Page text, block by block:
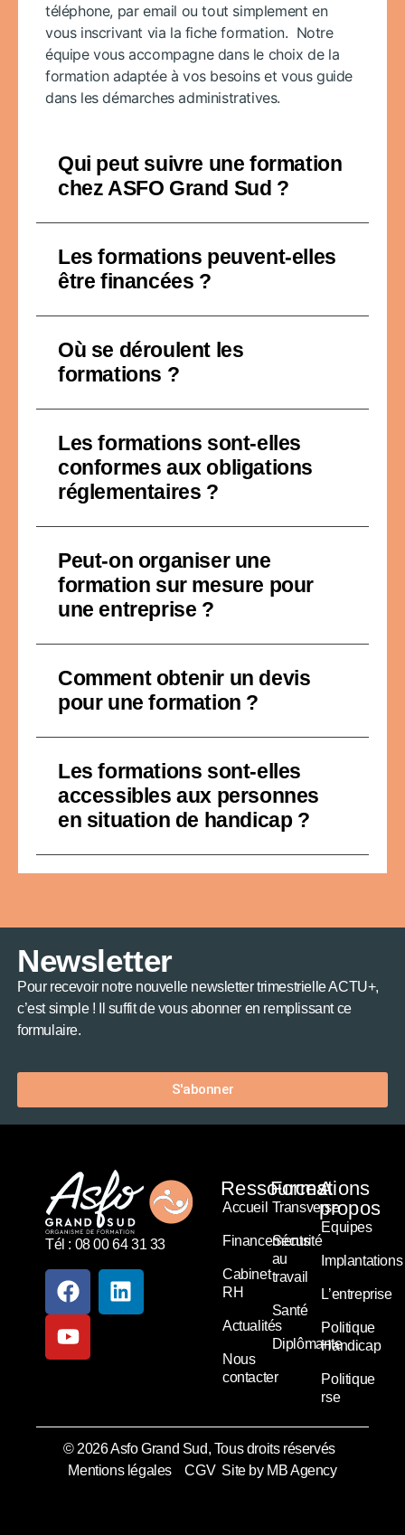
téléphone, par email ou tout simplement en
vous inscrivant via la fiche formation. Notre
équipe vous accompagne dans le choix de la
formation adaptée à vos besoins et vous guide
dans les démarches administratives.
Qui peut suivre une formation
chez ASFO Grand Sud ?
Les formations peuvent-elles
être financées ?
Où se déroulent les
formations ?
Les formations sont-elles
conformes aux obligations
réglementaires ?
Peut-on organiser une
formation sur mesure pour
une entreprise ?
Comment obtenir un devis
pour une formation ?
Les formations sont-elles
accessibles aux personnes
en situation de handicap ?
Newsletter
Pour recevoir notre nouvelle newsletter trimestrielle ACTU+,
c’est simple ! Il suffit de vous abonner en remplissant ce
formulaire.
S'abonner
Tél : 08 00 64 31 33
Ressources
Accueil
Financements
Cabinet
RH
Actualités
Nous
contacter
Formations
Transverse
Sécurité
au
travail
Santé
Diplômante
A
propos
Equipes
Implantations
L’entreprise
Politique
Handicap
Politique
rse
© 2026 Asfo Grand Sud, Tous droits réservés
Mentions légales
CGV Site by MB Agency